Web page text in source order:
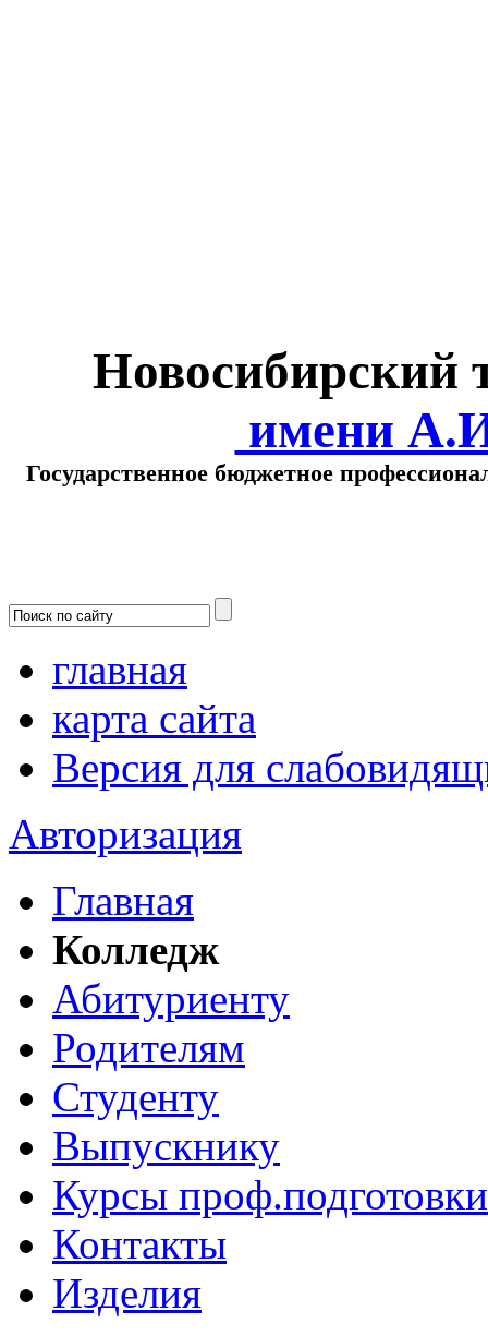
Новосибирский
имени
Государственное бюджетное
главная
карта сайта
Версия для
Авторизация
Главная
Колледж
Абитуриенту
Родителям
Студенту
Выпускнику
Курсы проф.подготовки
Контакты
Изделия